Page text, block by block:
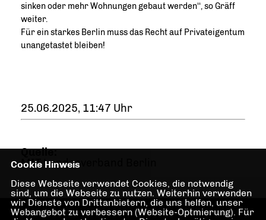
sinken oder mehr Wohnungen gebaut werden‘‘, so Gräff
weiter.
Für ein starkes Berlin muss das Recht auf Privateigentum
unangetastet bleiben!
25.06.2025, 11:47 Uhr
Quelle:
MIT Landesverband Berlin
Cookie Hinweis
Diese Webseite verwendet Cookies, die notwendig
sind, um die Webseite zu nutzen. Weiterhin verwenden
wir Dienste von Drittanbietern, die uns helfen, unser
Webangebot zu verbessern (Website-Optmierung). Für